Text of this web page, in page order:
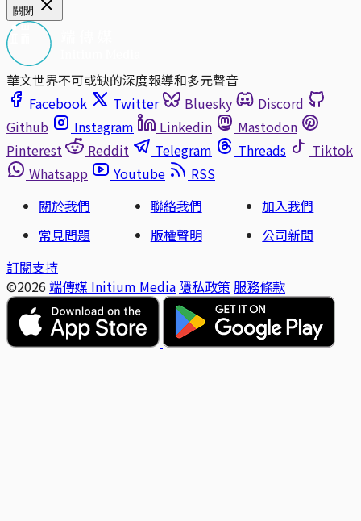
關閉
華文世界不可或缺的深度報導和多元聲音
Facebook
Twitter Bluesky
Discord
Github
Instagram Linkedin
Mastodon
Pinterest
Reddit Telegram Threads
Tiktok
Whatsapp
Youtube
RSS
關於我們
聯絡我們
加入我們
常見問題
版權聲明
公司新聞
訂閱支持
©2026 端傳媒 Initium Media 隱私政策 服務條款